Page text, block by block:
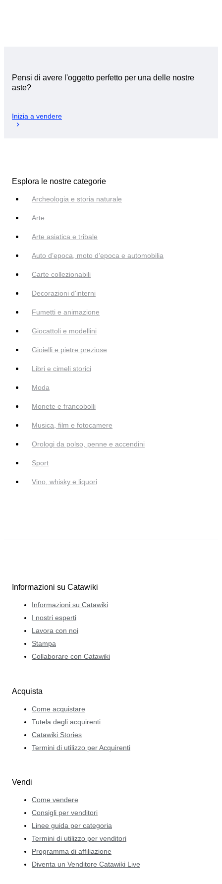
Pensi di avere l'oggetto perfetto per una delle nostre
aste?
Inizia a vendere
Esplora le nostre categorie
Archeologia e storia naturale
Arte
Arte asiatica e tribale
Auto d’epoca, moto d’epoca e automobilia
Carte collezionabili
Decorazioni d'interni
Fumetti e animazione
Giocattoli e modellini
Gioielli e pietre preziose
Libri e cimeli storici
Moda
Monete e francobolli
Musica, film e fotocamere
Orologi da polso, penne e accendini
Sport
Vino, whisky e liquori
Informazioni su Catawiki
Informazioni su Catawiki
I nostri esperti
Lavora con noi
Stampa
Collaborare con Catawiki
Acquista
Come acquistare
Tutela degli acquirenti
Catawiki Stories
Termini di utilizzo per Acquirenti
Vendi
Come vendere
Consigli per venditori
Linee guida per categoria
Termini di utilizzo per venditori
Programma di affiliazione
Diventa un Venditore Catawiki Live